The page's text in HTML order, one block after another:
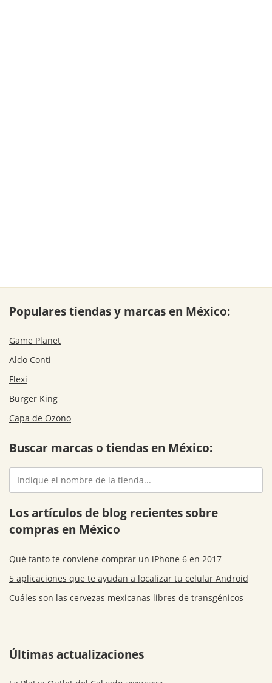
Populares tiendas y marcas en México:
Game Planet
Aldo Conti
Flexi
Burger King
Capa de Ozono
Buscar marcas o tiendas en México:
Los artículos de blog recientes sobre
compras en México
Qué tanto te conviene comprar un iPhone 6 en 2017
5 aplicaciones que te ayudan a localizar tu celular Android
Cuáles son las cervezas mexicanas libres de transgénicos
Últimas actualizaciones